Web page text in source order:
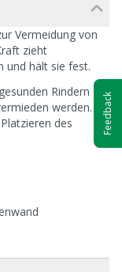
Vermeidung von
zieht
und hält sie fest.
Rindern
werden.
des
Feedback